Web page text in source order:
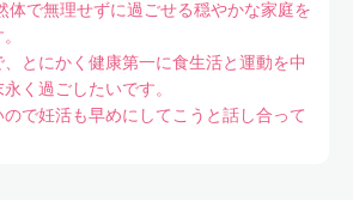
体で無理せずに過ごせる穏やかな家庭を
とにかく健康第一に食生活と運動を中
く過ごしたいです。
で妊活も早めにしてこうと話し合って